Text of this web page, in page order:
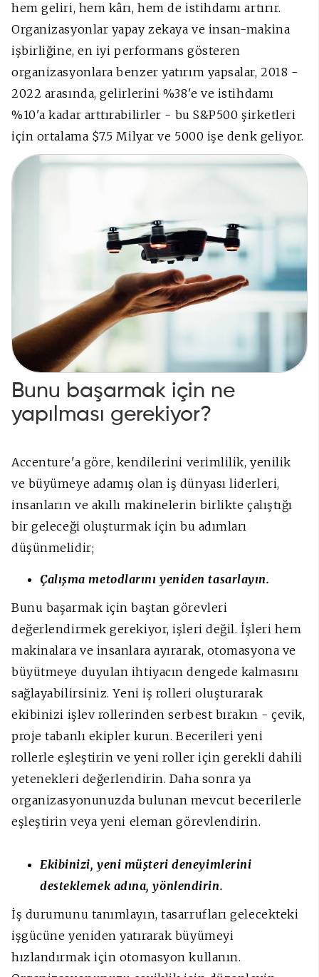
hem geliri, hem kârı, hem de istihdamı artırır.
Organizasyonlar yapay zekaya ve insan-makina
işbirliğine, en iyi performans gösteren
organizasyonlara benzer yatırım yapsalar, 2018 -
2022 arasında, gelirlerini %38'e ve istihdamı
%10'a kadar arttırabilirler - bu S&P500 şirketleri
için ortalama $7.5 Milyar ve 5000 işe denk geliyor.
Bunu başarmak için ne
yapılması gerekiyor?
Accenture'a göre, kendilerini verimlilik, yenilik
ve büyümeye adamış olan iş dünyası liderleri,
insanların ve akıllı makinelerin birlikte çalıştığı
bir geleceği oluşturmak için bu adımları
düşünmelidir;
Çalışma metodlarını yeniden tasarlayın.
Bunu başarmak için baştan görevleri
değerlendirmek gerekiyor, işleri değil. İşleri hem
makinalara ve insanlara ayırarak, otomasyona ve
büyütmeye duyulan ihtiyacın dengede kalmasını
sağlayabilirsiniz. Yeni iş rolleri oluşturarak
ekibinizi işlev rollerinden serbest bırakın - çevik,
proje tabanlı ekipler kurun. Becerileri yeni
rollerle eşleştirin ve yeni roller için gerekli dahili
yetenekleri değerlendirin. Daha sonra ya
organizasyonunuzda bulunan mevcut becerilerle
eşleştirin veya yeni eleman görevlendirin.
Ekibinizi, yeni müşteri deneyimlerini
desteklemek adına, yönlendirin.
İş durumunu tanımlayın, tasarrufları gelecekteki
işgücüne yeniden yatırarak büyümeyi
hızlandırmak için otomasyon kullanın.